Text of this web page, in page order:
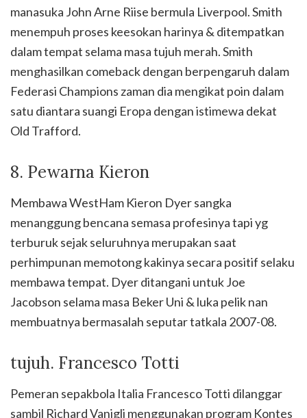
manasuka John Arne Riise bermula Liverpool. Smith
menempuh proses keesokan harinya & ditempatkan
dalam tempat selama masa tujuh merah. Smith
menghasilkan comeback dengan berpengaruh dalam
Federasi Champions zaman dia mengikat poin dalam
satu diantara suangi Eropa dengan istimewa dekat
Old Trafford.
8. Pewarna Kieron
Membawa WestHam Kieron Dyer sangka
menanggung bencana semasa profesinya tapi yg
terburuk sejak seluruhnya merupakan saat
perhimpunan memotong kakinya secara positif selaku
membawa tempat. Dyer ditangani untuk Joe
Jacobson selama masa Beker Uni & luka pelik nan
membuatnya bermasalah seputar tatkala 2007-08.
tujuh. Francesco Totti
Pemeran sepakbola Italia Francesco Totti dilanggar
sambil Richard Vanigli menggunakan program Kontes